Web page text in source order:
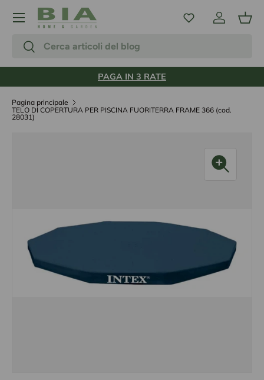
Passa ai contenuti
CercaCerca
Accedi
Menu
PAGA IN 3 RATE
Pagina principale
TELO DI COPERTURA PER PISCINA FUORITERRA FRAME 366 (cod.
28031)